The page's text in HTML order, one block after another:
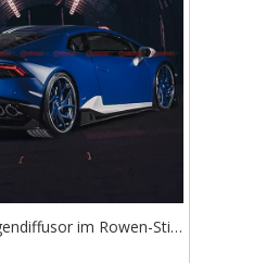
im Rowen-Stil
Lambroghini Huracan